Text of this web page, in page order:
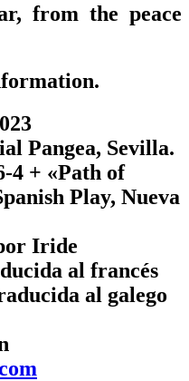
from the peace
Pangea, Sevilla.
4 + «Path of
Play, Nueva
Iride
al francés
al galego